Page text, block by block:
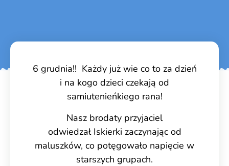
6 grudnia!! Każdy już wie co to za dzień
i na kogo dzieci czekają od
samiutenieńkiego rana!
Nasz brodaty przyjaciel
odwiedzał Iskierki zaczynając od
maluszków, co potęgowało napięcie w
starszych grupach.